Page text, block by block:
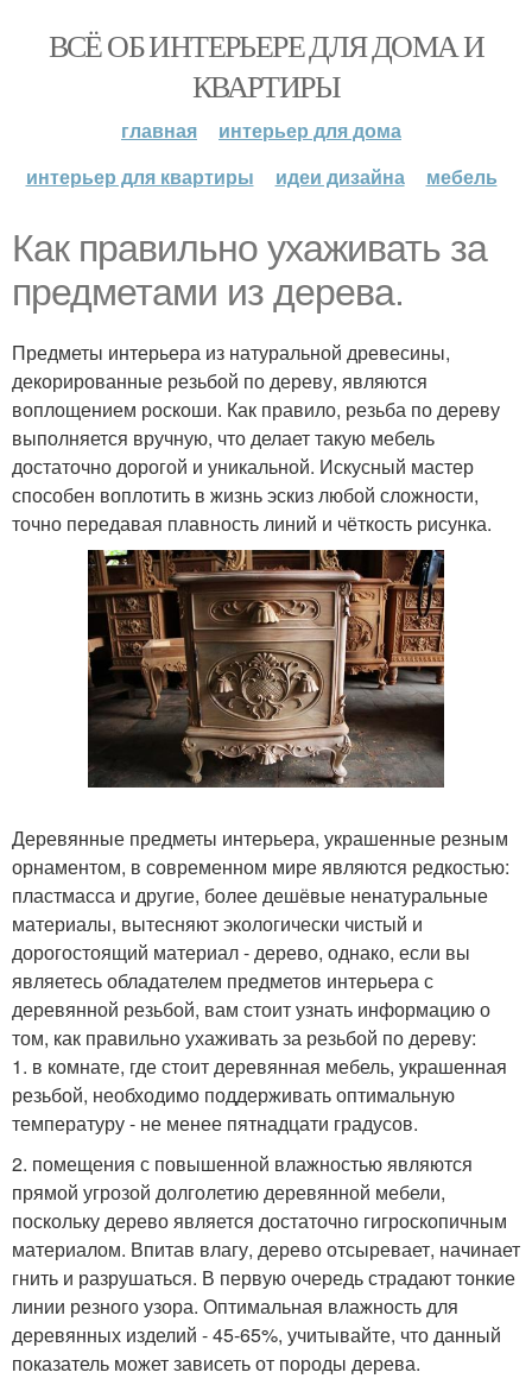
ВСЁ ОБ ИНТЕРЬЕРЕ ДЛЯ ДОМА И
КВАРТИРЫ
главная
интерьер для дома
интерьер для квартиры
идеи дизайна мебель
Как правильно ухаживать за
предметами из дерева.
Предметы интерьера из натуральной древесины,
декорированные резьбой по дереву, являются
воплощением роскоши. Как правило, резьба по дереву
выполняется вручную, что делает такую мебель
достаточно дорогой и уникальной. Искусный мастер
способен воплотить в жизнь эскиз любой сложности,
точно передавая плавность линий и чёткость рисунка.
Деревянные предметы интерьера, украшенные резным
орнаментом, в современном мире являются редкостью:
пластмасса и другие, более дешёвые ненатуральные
материалы, вытесняют экологически чистый и
дорогостоящий материал - дерево, однако, если вы
являетесь обладателем предметов интерьера с
деревянной резьбой, вам стоит узнать информацию о
том, как правильно ухаживать за резьбой по дереву:
1. в комнате, где стоит деревянная мебель, украшенная
резьбой, необходимо поддерживать оптимальную
температуру - не менее пятнадцати градусов.
2. помещения с повышенной влажностью являются
прямой угрозой долголетию деревянной мебели,
поскольку дерево является достаточно гигроскопичным
материалом. Впитав влагу, дерево отсыревает, начинает
гнить и разрушаться. В первую очередь страдают тонкие
линии резного узора. Оптимальная влажность для
деревянных изделий - 45-65%, учитывайте, что данный
показатель может зависеть от породы дерева.